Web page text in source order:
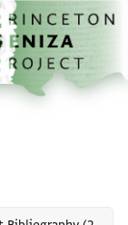
إلى المحتوى الرئيسي
الرئيسية